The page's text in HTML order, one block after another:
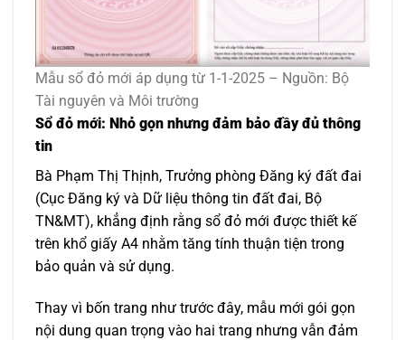
Mẫu sổ đỏ mới áp dụng từ 1-1-2025 – Nguồn: Bộ
Tài nguyên và Môi trường
Sổ đỏ mới: Nhỏ gọn nhưng đảm bảo đầy đủ thông
tin
Bà Phạm Thị Thịnh, Trưởng phòng Đăng ký đất đai
(Cục Đăng ký và Dữ liệu thông tin đất đai, Bộ
TN&MT), khẳng định rằng sổ đỏ mới được thiết kế
trên khổ giấy A4 nhằm tăng tính thuận tiện trong
bảo quản và sử dụng.
Thay vì bốn trang như trước đây, mẫu mới gói gọn
nội dung quan trọng vào hai trang nhưng vẫn đảm